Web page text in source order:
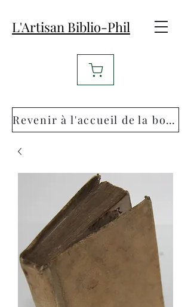
L'Artisan Biblio-Phil
Revenir à l'accueil de la boutique